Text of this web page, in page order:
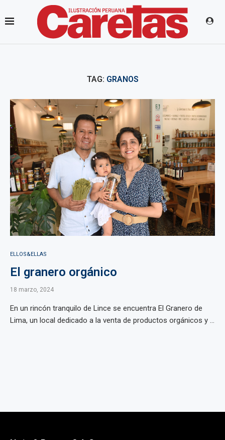
TAG: GRANOS
ELLOS&ELLAS
El granero orgánico
18 marzo, 2024
En un rincón tranquilo de Lince se encuentra El Granero de
Lima, un local dedicado a la venta de productos orgánicos y ...